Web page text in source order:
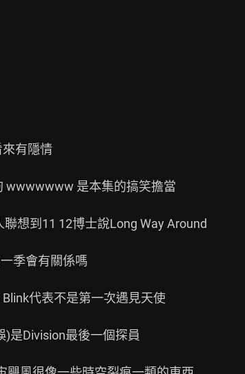
有隱情
wwwwwww 是本集的搞笑擔當
想到11 12博士說Long Way Around
季會有關係嗎
代表不是第一次遇見天使
是Division最後一個探員